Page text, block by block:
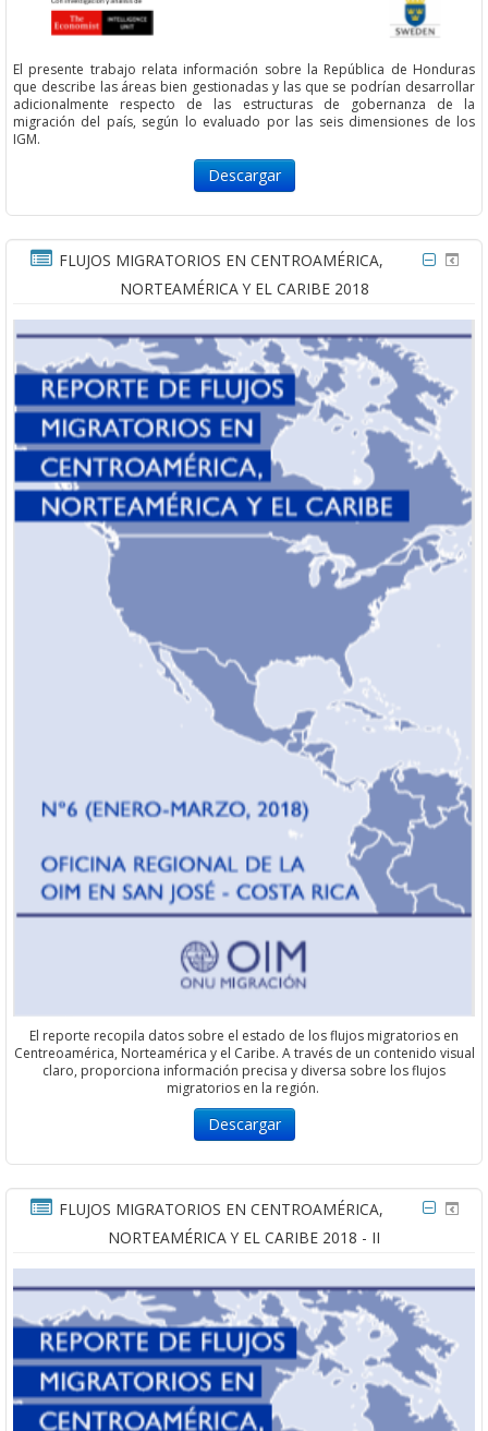
El presente trabajo relata información sobre la República de Honduras
que describe las áreas bien gestionadas y las que se podrían desarrollar
adicionalmente respecto de las estructuras de gobernanza de la
migración del país, según lo evaluado por las seis dimensiones de los
IGM.
Descargar
FLUJOS MIGRATORIOS EN CENTROAMÉRICA,
NORTEAMÉRICA Y EL CARIBE 2018
El reporte recopila datos sobre el estado de los flujos migratorios en
Centreoamérica, Norteamérica y el Caribe. A través de un contenido visual
claro, proporciona información precisa y diversa sobre los flujos
migratorios en la región.
Descargar
FLUJOS MIGRATORIOS EN CENTROAMÉRICA,
NORTEAMÉRICA Y EL CARIBE 2018 - II